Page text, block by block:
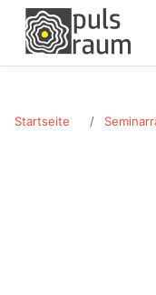
Startseite